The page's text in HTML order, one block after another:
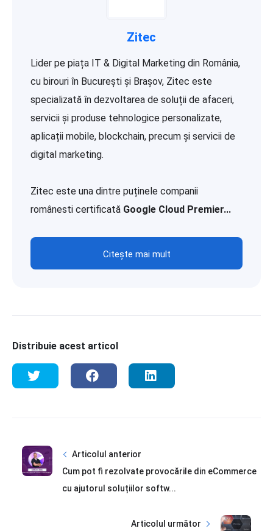
Zitec
Lider pe piața IT & Digital Marketing din România,
cu birouri în București și Brașov, Zitec este
specializată în dezvoltarea de soluții de afaceri,
servicii și produse tehnologice personalizate,
aplicații mobile, blockchain, precum și servicii de
digital marketing.
Zitec este una dintre puținele companii
românesti certificată Google Cloud Premier...
Citește mai mult
Distribuie acest articol
Articolul anterior
Cum pot fi rezolvate provocările din eCommerce
cu ajutorul soluțiilor softw...
Articolul următor